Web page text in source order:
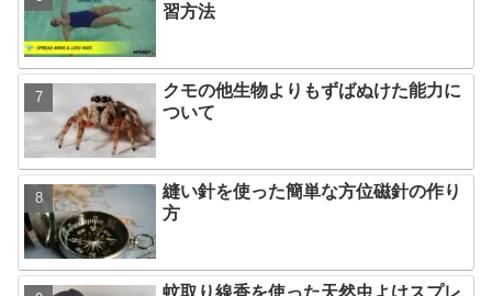
習方法
クモの他生物よりもずばぬけた能力に
ついて
縫い針を使った簡単な方位磁針の作り
方
蚊取り線香を使った天然虫よけスプレ